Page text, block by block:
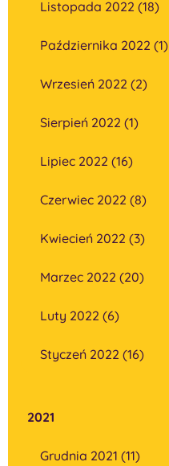
Listopada 2022 (18)
Października 2022 (1)
Wrzesień 2022 (2)
Sierpień 2022 (1)
Lipiec 2022 (16)
Czerwiec 2022 (8)
Kwiecień 2022 (3)
Marzec 2022 (20)
Luty 2022 (6)
Styczeń 2022 (16)
2021
Grudnia 2021 (11)